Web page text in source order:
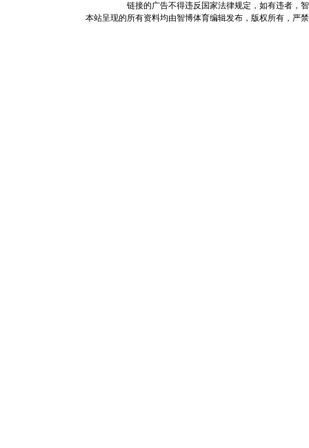
链接的广告不得违反国家法律规定，如有违者，
本站呈现的所有资料均由智博体育编辑发布，版权所有，严